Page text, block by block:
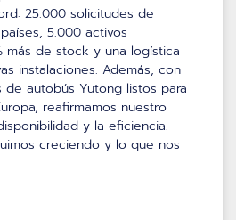
25.000 solicitudes de
5.000 activos
más de stock y una logística
instalaciones. Además, con
de autobús Yutong listos para
reafirmamos nuestro
y la eficiencia.
creciendo y lo que nos